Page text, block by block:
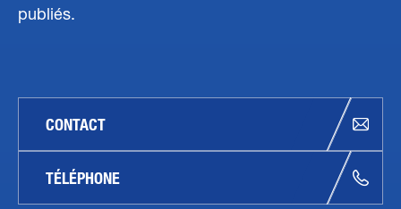
publiés.
CONTACT
TÉLÉPHONE